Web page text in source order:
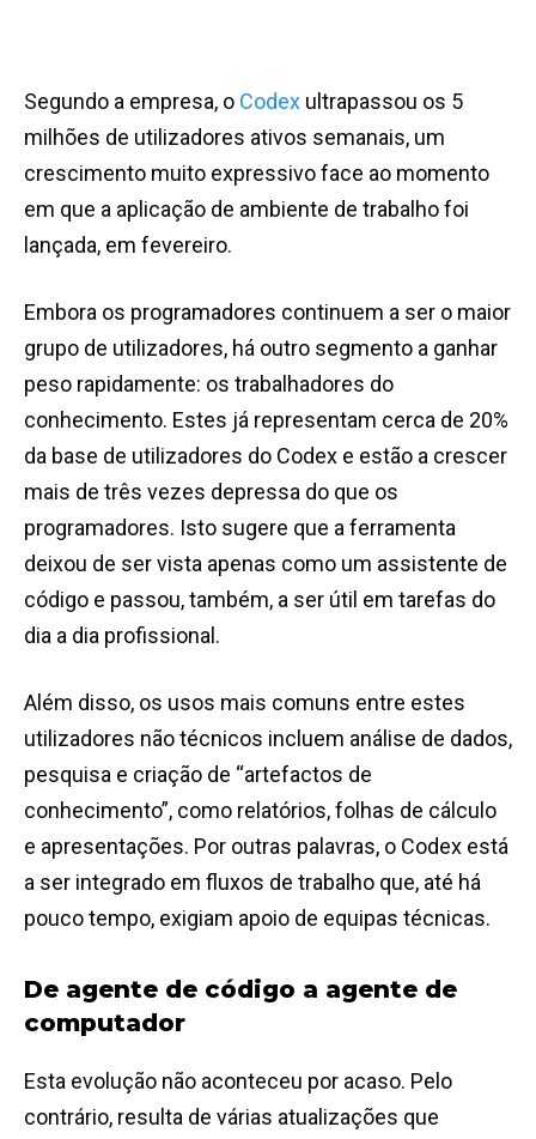
Segundo a empresa, o Codex ultrapassou os 5
milhões de utilizadores ativos semanais, um
crescimento muito expressivo face ao momento
em que a aplicação de ambiente de trabalho foi
lançada, em fevereiro.
Embora os programadores continuem a ser o maior
grupo de utilizadores, há outro segmento a ganhar
peso rapidamente: os trabalhadores do
conhecimento. Estes já representam cerca de 20%
da base de utilizadores do Codex e estão a crescer
mais de três vezes depressa do que os
programadores. Isto sugere que a ferramenta
deixou de ser vista apenas como um assistente de
código e passou, também, a ser útil em tarefas do
dia a dia profissional.
Além disso, os usos mais comuns entre estes
utilizadores não técnicos incluem análise de dados,
pesquisa e criação de “artefactos de
conhecimento”, como relatórios, folhas de cálculo
e apresentações. Por outras palavras, o Codex está
a ser integrado em fluxos de trabalho que, até há
pouco tempo, exigiam apoio de equipas técnicas.
De agente de código a agente de
computador
Esta evolução não aconteceu por acaso. Pelo
contrário, resulta de várias atualizações que